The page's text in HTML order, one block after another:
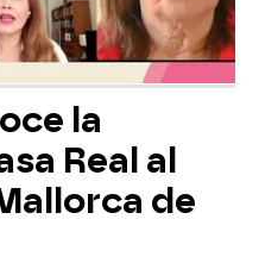
la
Real al
de